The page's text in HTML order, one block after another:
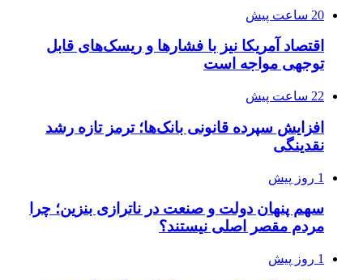
20 ساعت پیش
اقتصاد آمریکا نیز با فشارها و ریسک‌های قابل
توجهی مواجه است
22 ساعت پیش
افزایش سپرده قانونی بانک‌ها؛ ترمز تازه رشد
نقدینگی
1 روز پیش
سهم پنهان دولت و صنعت در ناترازی بنزین؛ چرا
مردم مقصر اصلی نیستند؟
1 روز پیش